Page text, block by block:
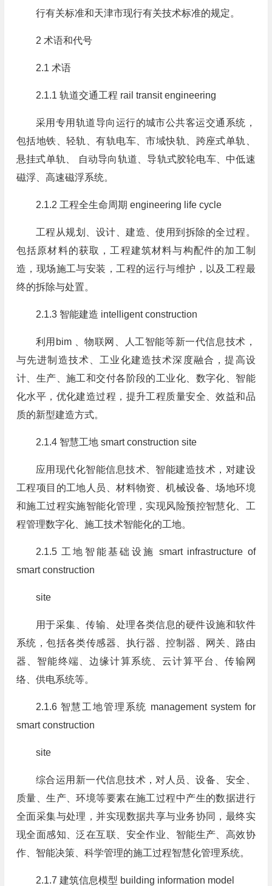
行有关标准和天津市现行有关技术标准的规定。
2 术语和代号
2.1 术语
2.1.1 轨道交通工程 rail transit engineering
采用专用轨道导向运行的城市公共客运交通系统，
包括地铁、轻轨、有轨电车、市域快轨、跨座式单轨、
悬挂式单轨、 自动导向轨道、导轨式胶轮电车、中低速
磁浮、高速磁浮系统。
2.1.2 工程全生命周期 engineering life cycle
工程从规划、设计、建造、使用到拆除的全过程。
包括原材料的获取，工程建筑材料与构配件的加工制
造，现场施工与安装，工程的运行与维护，以及工程最
终的拆除与处置。
2.1.3 智能建造 intelligent construction
利用bim 、物联网、人工智能等新一代信息技术，
与先进制造技术、工业化建造技术深度融合，提高设
计、生产、施工和交付各阶段的工业化、数字化、智能
化水平，优化建造过程，提升工程质量安全、效益和品
质的新型建造方式。
2.1.4 智慧工地 smart construction site
应用现代化智能信息技术、智能建造技术，对建设
工程项目的工地人员、材料物资、机械设备、场地环境
和施工过程实施智能化管理，实现风险预控智慧化、工
程管理数字化、施工技术智能化的工地。
2.1.5 工地智能基础设施 smart infrastructure of
smart construction
site
用于采集、传输、处理各类信息的硬件设施和软件
系统，包括各类传感器、执行器、控制器、网关、路由
器、智能终端、边缘计算系统、云计算平台、传输网
络、供电系统等。
2.1.6 智慧工地管理系统 management system for
smart construction
site
综合运用新一代信息技术，对人员、设备、安全、
质量、生产、环境等要素在施工过程中产生的数据进行
全面采集与处理，并实现数据共享与业务协同，最终实
现全面感知、泛在互联、安全作业、智能生产、高效协
作、智能决策、科学管理的施工过程智慧化管理系统。
2.1.7 建筑信息模型 building information model